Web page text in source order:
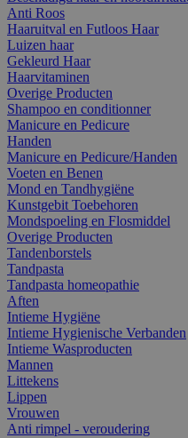
Anti Roos
Haaruitval en Futloos Haar
Luizen haar
Gekleurd Haar
Haarvitaminen
Overige Producten
Shampoo en conditionner
Manicure en Pedicure
Handen
Manicure en Pedicure/Handen
Voeten en Benen
Mond en Tandhygiëne
Kunstgebit Toebehoren
Mondspoeling en Flosmiddel
Overige Producten
Tandenborstels
Tandpasta
Tandpasta homeopathie
Aften
Intieme Hygiëne
Intieme Hygienische Verbanden
Intieme Wasproducten
Mannen
Littekens
Lippen
Vrouwen
Anti rimpel - veroudering